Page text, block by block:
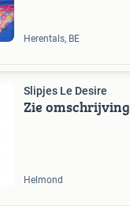
Herentals, BE
Slipjes Le Desire
Zie omschrijving
Helmond